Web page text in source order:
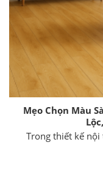
Mẹo Chọn Màu
Trong thiết kế